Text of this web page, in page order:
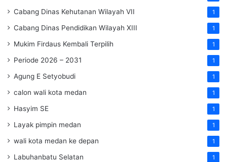
Cabang Dinas Kehutanan Wilayah VII 1
Cabang Dinas Pendidikan Wilayah XIII 1
Mukim Firdaus Kembali Terpilih 1
Periode 2026 – 2031 1
Agung E Setyobudi 1
calon wali kota medan 1
Hasyim SE 1
Layak pimpin medan 1
wali kota medan ke depan 1
Labuhanbatu Selatan 1